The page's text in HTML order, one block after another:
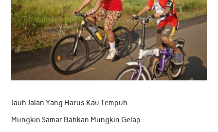
Jauh Jalan Yang Harus Kau Tempuh
Mungkin Samar Bahkan Mungkin Gelap